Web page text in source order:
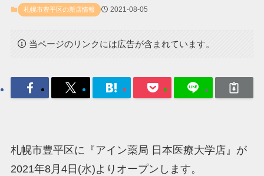
札幌市豊平区の新店情報 2021-08-05
当ページのリンクには広告が含まれています。
札幌市豊平区に『アイン薬局 日本医療大学店』が
2021年8月4日(水)よりオープンします。